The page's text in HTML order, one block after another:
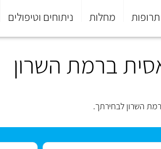
תרופות מחלות ניתוחים וטיפולים
ברמת השרון
השרון לבחירתך.